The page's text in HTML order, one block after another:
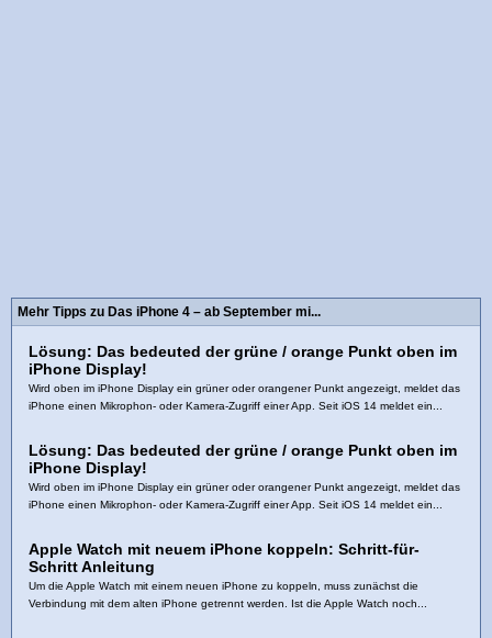
Mehr Tipps zu Das iPhone 4 – ab September mi...
Lösung: Das bedeuted der grüne / orange Punkt oben im
iPhone Display!
Wird oben im iPhone Display ein grüner oder orangener Punkt angezeigt, meldet das
iPhone einen Mikrophon- oder Kamera-Zugriff einer App. Seit iOS 14 meldet ein...
Lösung: Das bedeuted der grüne / orange Punkt oben im
iPhone Display!
Wird oben im iPhone Display ein grüner oder orangener Punkt angezeigt, meldet das
iPhone einen Mikrophon- oder Kamera-Zugriff einer App. Seit iOS 14 meldet ein...
Apple Watch mit neuem iPhone koppeln: Schritt-für-
Schritt Anleitung
Um die Apple Watch mit einem neuen iPhone zu koppeln, muss zunächst die
Verbindung mit dem alten iPhone getrennt werden. Ist die Apple Watch noch...